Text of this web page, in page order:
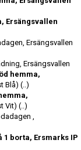
Ersängsvallen
Ersängsvallen
Ersängsvallen
hemma,
Blå) (..)
Vit) (..)
,
1 borta, Ersmarks IP